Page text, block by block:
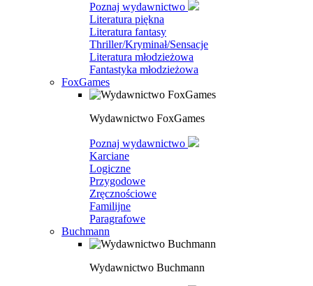
Poznaj wydawnictwo
Literatura piękna
Literatura fantasy
Thriller/Kryminał/Sensacje
Literatura młodzieżowa
Fantastyka młodzieżowa
FoxGames
Wydawnictwo FoxGames
Poznaj wydawnictwo
Karciane
Logiczne
Przygodowe
Zręcznościowe
Familijne
Paragrafowe
Buchmann
Wydawnictwo Buchmann